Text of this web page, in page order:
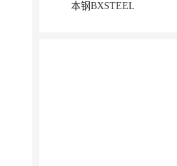
本钢BXSTEEL